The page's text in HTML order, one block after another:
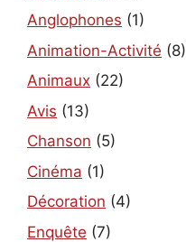
Anglophones (1)
Animation-Activité (8)
Animaux (22)
Avis (13)
Chanson (5)
Cinéma (1)
Décoration (4)
Enquête (7)